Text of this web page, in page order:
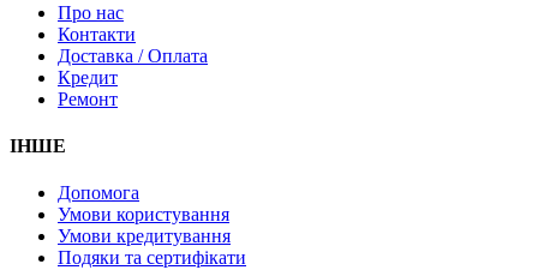
Про нас
Контакти
Доставка / Оплата
Кредит
Ремонт
ІНШЕ
Допомога
Умови користування
Умови кредитування
Подяки та сертифікати